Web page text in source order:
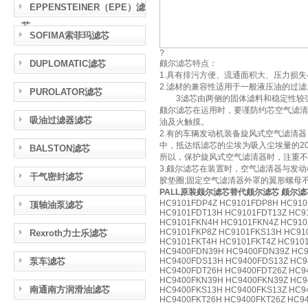
EPPENSTEINER（EPE）滤
芯
SOFIMA索菲玛滤芯
DUPLOMATIC滤芯
PUROLATOR滤芯
吸油过滤器滤芯
BALSTON滤芯
干气密封滤芯
顶轴油泵滤芯
Rexroth力士乐滤芯
泵车滤芯
南通南方润滑油滤芯
?
颇尔滤芯特点：
1.具有排污方便、流通面积大、压力损
2.滤材的兼容性适用于一般液压油的过
3滤芯由两侧的固体滤料和稳定性较
颇尔滤芯在运用时，要谨防约芯空气滤
油及火触摸。
2.有的车辆发动机装备旋风式空气滤清
中，抵达纸滤芯的尘埃为吸入尘埃量的
所以，保护旋风式空气滤清器时，注重
3.颇尔滤芯在装置时，空气滤清器与发
胶垫圈;固定空气滤清器外罩的翼形螺母
PALL原装颇尔滤芯替代颇尔滤芯 颇尔滤
HC9101FDP4Z HC9101FDP8H
HC9101FDT13H HC9101FDT13Z
HC9101FKN4H HC9101FKN4Z
HC9101FKP8Z HC9101FKS13H
HC9101FKT4H HC9101FKT4Z
HC9400FDN39H HC9400FDN39Z
HC9400FDS13H HC9400FDS13Z
HC9400FDT26H HC9400FDT26Z
HC9400FKN39H HC9400FKN39Z
HC9400FKS13H HC9400FKS13Z
HC9400FKT26H HC9400FKT26Z